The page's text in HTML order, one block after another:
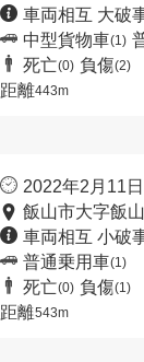
車両相互 大破
中型貨物車(1)
死亡(0) 負傷(2)
距離443m
2022年2月11
飯山市大字飯
車両相互 小破
普通乗用車(1)
死亡(0) 負傷(1)
距離543m